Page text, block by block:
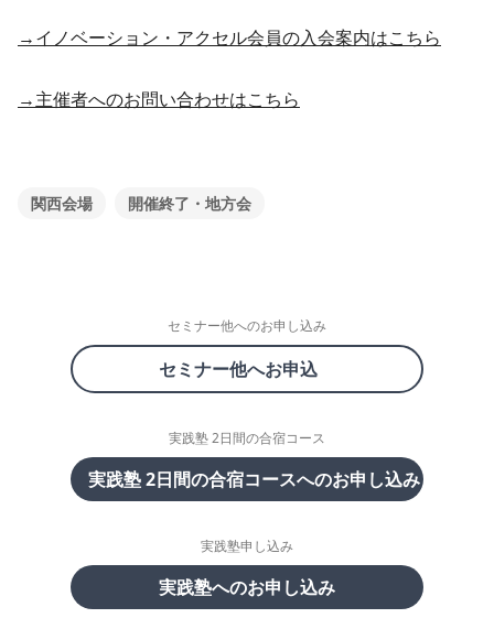
→イノベーション・アクセル会員の入会案内はこちら
→主催者へのお問い合わせはこちら
関西会場 開催終了・地方会
セミナー他へのお申し込み
セミナー他へお申込
実践塾 2日間の合宿コース
実践塾 2日間の合宿コースへのお申し込み
実践塾申し込み
実践塾へのお申し込み